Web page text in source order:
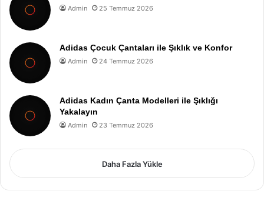
Admin 25 Temmuz 2026
Adidas Çocuk Çantaları ile Şıklık ve Konfor
Admin 24 Temmuz 2026
Adidas Kadın Çanta Modelleri ile Şıklığı
Yakalayın
Admin 23 Temmuz 2026
Daha Fazla Yükle